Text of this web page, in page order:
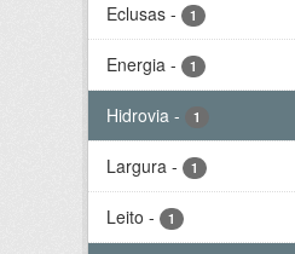
Eclusas - 1
Energia - 1
Hidrovia - 1
Largura - 1
Leito - 1